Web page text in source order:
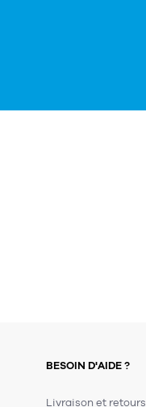
BESOIN D'AIDE ?
Livraison et retours